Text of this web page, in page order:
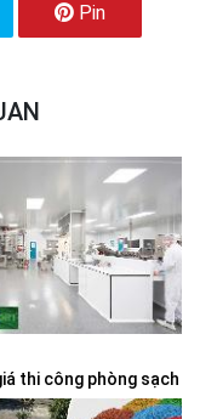
Pin
thi công phòng sạch